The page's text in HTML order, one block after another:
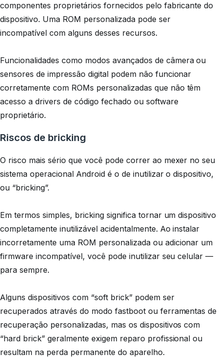
componentes proprietários fornecidos pelo fabricante do
dispositivo. Uma ROM personalizada pode ser
incompatível com alguns desses recursos.
Funcionalidades como modos avançados de câmera ou
sensores de impressão digital podem não funcionar
corretamente com ROMs personalizadas que não têm
acesso a drivers de código fechado ou software
proprietário.
Riscos de bricking
O risco mais sério que você pode correr ao mexer no seu
sistema operacional Android é o de inutilizar o dispositivo,
ou “bricking”.
Em termos simples, bricking significa tornar um dispositivo
completamente inutilizável acidentalmente. Ao instalar
incorretamente uma ROM personalizada ou adicionar um
firmware incompatível, você pode inutilizar seu celular —
para sempre.
Alguns dispositivos com “soft brick” podem ser
recuperados através do modo fastboot ou ferramentas de
recuperação personalizadas, mas os dispositivos com
“hard brick” geralmente exigem reparo profissional ou
resultam na perda permanente do aparelho.